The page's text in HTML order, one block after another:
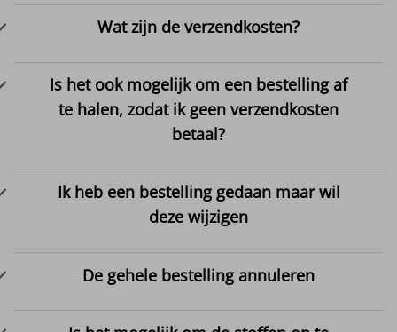
Wat zijn de verzendkosten?
Is het ook mogelijk om een bestelling af
te halen, zodat ik geen verzendkosten
betaal?
Ik heb een bestelling gedaan maar wil
deze wijzigen
De gehele bestelling annuleren